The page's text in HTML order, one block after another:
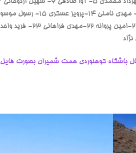
باشگاه کوهنوردی همت شمیران بصورت فایل